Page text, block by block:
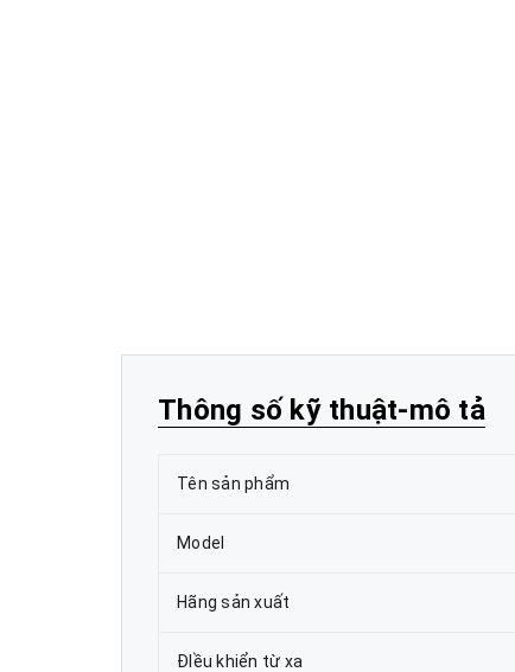
Thông số kỹ thuật-mô tả
Tên sản phẩm
Model
Hãng sản xuất
ĐIều khiển từ xa